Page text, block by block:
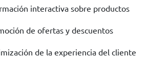
interactiva sobre productos
de ofertas y descuentos
de la experiencia del cliente